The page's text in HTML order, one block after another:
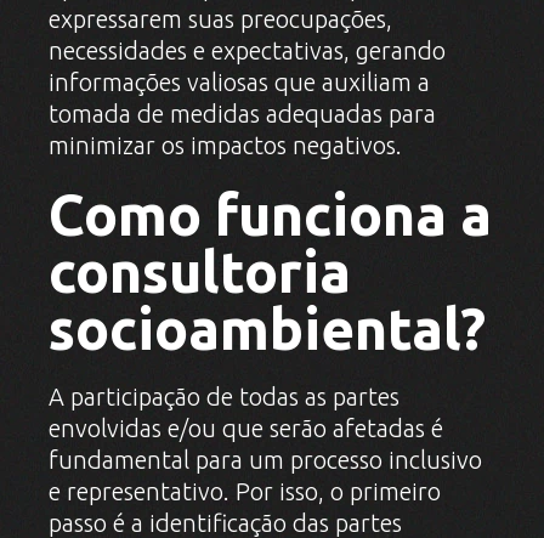
expressarem suas preocupações,
necessidades e expectativas, gerando
informações valiosas que auxiliam a
tomada de medidas adequadas para
minimizar os impactos negativos.
Como funciona a
consultoria
socioambiental?
A participação de todas as partes
envolvidas e/ou que serão afetadas é
fundamental para um processo inclusivo
e representativo. Por isso, o primeiro
passo é a identificação das partes